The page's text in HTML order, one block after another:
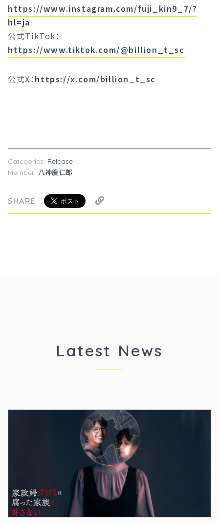
https://www.instagram.com/fuji_kin9_7/?
hl=ja
公式TikTok：
https://www.tiktok.com/@billion_t_sc
公式X： https://x.com/billion_t_sc
Categories: Release
Member: 八神慶仁郎
SHARE
Latest News